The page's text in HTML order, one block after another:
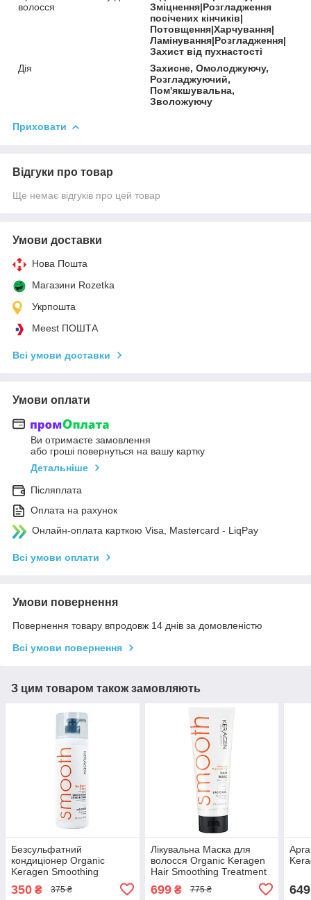
волосся
Зміцнення|Розгладження
посічених кінчиків|
Потовщення|Харчування|
Ламінування|Розгладження|
Захист від пухнастості
Дія
Захисне, Омолоджуючу,
Розгладжуючий,
Пом'якшувальна,
Зволожуючу
Приховати
Відгуки про товар
Ще немає відгуків про цей товар
Умови доставки
Нова Пошта
Магазини Rozetka
Укрпошта
Meest ПОШТА
Всі умови доставки
Умови оплати
Ви отримаєте замовлення
або гроші повернуться на вашу картку
Детальніше
Післяплата
Оплата на рахунок
Онлайн-оплата карткою Visa, Mastercard - LiqPay
Всі умови оплати
Умови повернення
Повернення товару впродовж 14 днів за домовленістю
Всі умови повернення
З цим товаром також замовляють
Безсульфатний
кондиціонер Organic
Keragen Smoothing
Conditioner з кератином,
250 г (розлив)
350 ₴ 375 ₴
Лікувальна Маска для
волосся Organic Keragen
Hair Smoothing Treatment
699₴ 775 ₴ 649